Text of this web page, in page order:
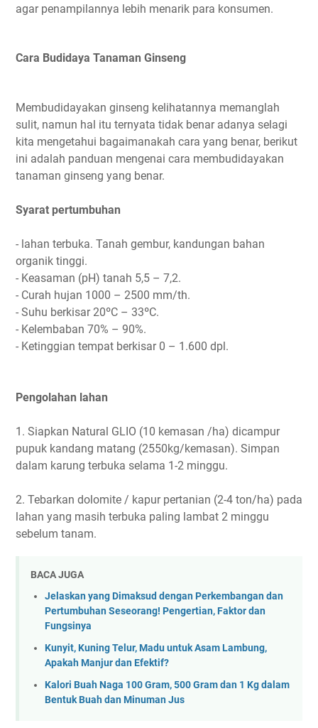
agar penampilannya lebih menarik para konsumen.
Cara Budidaya Tanaman Ginseng
Membudidayakan ginseng kelihatannya memanglah
sulit, namun hal itu ternyata tidak benar adanya selagi
kita mengetahui bagaimanakah cara yang benar, berikut
ini adalah panduan mengenai cara membudidayakan
tanaman ginseng yang benar.
Syarat pertumbuhan
- lahan terbuka. Tanah gembur, kandungan bahan
organik tinggi.
- Keasaman (pH) tanah 5,5 – 7,2.
- Curah hujan 1000 – 2500 mm/th.
- Suhu berkisar 20ºC – 33ºC.
- Kelembaban 70% – 90%.
- Ketinggian tempat berkisar 0 – 1.600 dpl.
Pengolahan lahan
1. Siapkan Natural GLIO (10 kemasan /ha) dicampur
pupuk kandang matang (2550kg/kemasan). Simpan
dalam karung terbuka selama 1-2 minggu.
2. Tebarkan dolomite / kapur pertanian (2-4 ton/ha) pada
lahan yang masih terbuka paling lambat 2 minggu
sebelum tanam.
BACA JUGA
Jelaskan yang Dimaksud dengan Perkembangan dan
Pertumbuhan Seseorang! Pengertian, Faktor dan
Fungsinya
Kunyit, Kuning Telur, Madu untuk Asam Lambung,
Apakah Manjur dan Efektif?
Kalori Buah Naga 100 Gram, 500 Gram dan 1 Kg dalam
Bentuk Buah dan Minuman Jus